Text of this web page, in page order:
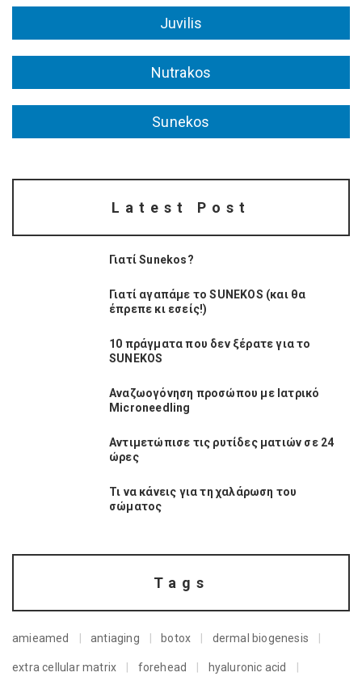
Juvilis
Nutrakos
Sunekos
Latest Post
Γιατί Sunekos?
Γιατί αγαπάμε το SUNEKOS (και θα
έπρεπε κι εσείς!)
10 πράγματα που δεν ξέρατε για το
SUNEKOS
Αναζωογόνηση προσώπου με Ιατρικό
Microneedling
Αντιμετώπισε τις ρυτίδες ματιών σε 24
ώρες
Τι να κάνεις για τη χαλάρωση του
σώματος
Tags
amieamed antiaging botox dermal biogenesis
extra cellular matrix forehead hyaluronic acid